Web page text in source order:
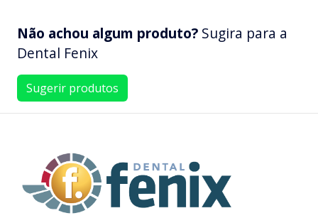
Não achou algum produto? Sugira para a
Dental Fenix
Sugerir produtos